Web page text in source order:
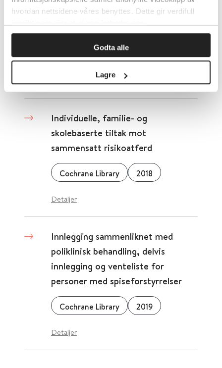
hvordan nettsidene våres benyttes. Dette gir verdifull
Godta alle
Lagre
ICPC-koder - allmennmedisinske
diagnosekoder
Kompetansesenter for IT i helse- og sosialsektoren AS (KITH) 2018
Individuelle, familie- og
skolebaserte tiltak mot
sammensatt risikoatferd
Cochrane Library 2018
Detaljer
Innlegging sammenliknet med
poliklinisk behandling, delvis
innlegging og venteliste for
personer med spiseforstyrrelser
Cochrane Library 2019
Detaljer